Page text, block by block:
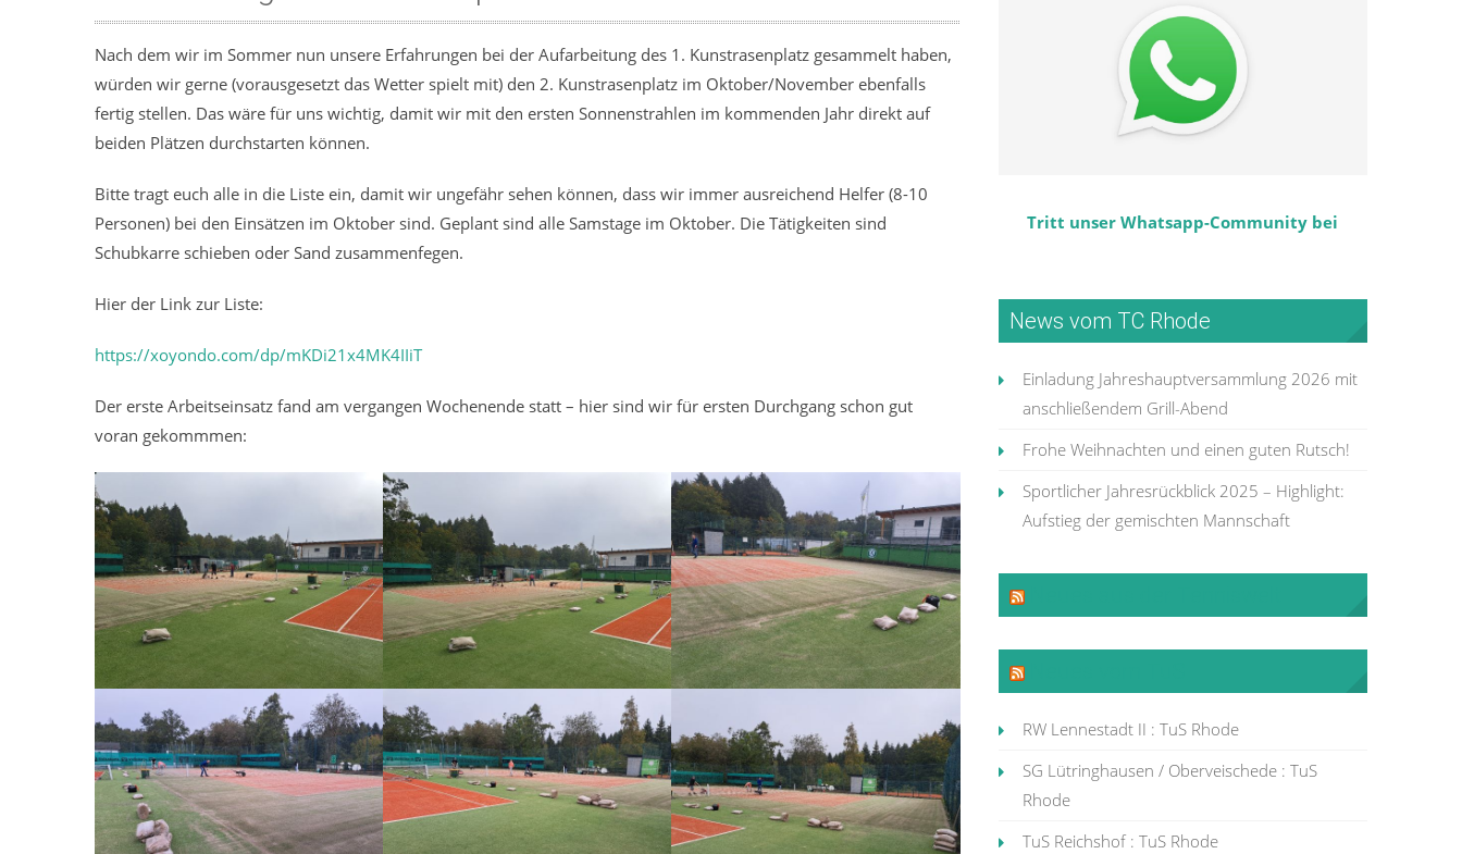
Nach dem wir im Sommer nun unsere Erfahrungen bei der Aufarbeitung des 1. Kunstrasenplatz gesammelt haben,
würden wir gerne (vorausgesetzt das Wetter spielt mit) den 2. Kunstrasenplatz im Oktober/November ebenfalls
fertig stellen. Das wäre für uns wichtig, damit wir mit den ersten Sonnenstrahlen im kommenden Jahr direkt auf
beiden Plätzen durchstarten können.
Bitte tragt euch alle in die Liste ein, damit wir ungefähr sehen können, dass wir immer ausreichend Helfer (8-10
Personen) bei den Einsätzen im Oktober sind. Geplant sind alle Samstage im Oktober. Die Tätigkeiten sind
Schubkarre schieben oder Sand zusammenfegen.
Hier der Link zur Liste:
https://xoyondo.com/dp/mKDi21x4MK4IIiT
Der erste Arbeitseinsatz fand am vergangen Wochenende statt – hier sind wir für ersten Durchgang schon gut
voran gekommmen:
Tritt unser Whatsapp-Community bei
News vom TC Rhode
Einladung Jahreshauptversammlung 2026 mit
anschließendem Grill-Abend
Frohe Weihnachten und einen guten Rutsch!
Sportlicher Jahresrückblick 2025 – Highlight:
Aufstieg der gemischten Mannschaft
RW Lennestadt II : TuS Rhode
SG Lütringhausen / Oberveischede : TuS
Rhode
TuS Reichshof : TuS Rhode